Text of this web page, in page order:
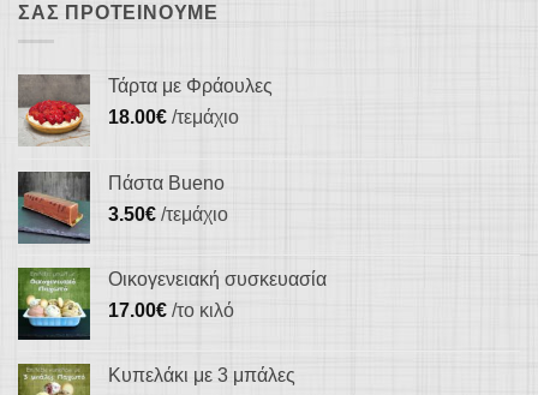
ΣΑΣ ΠΡΟΤΕΊΝΟΥΜΕ
Τάρτα με Φράουλες
18.00€ /τεμάχιο
Πάστα Bueno
3.50€ /τεμάχιο
Οικογενειακή συσκευασία
17.00€ /το κιλό
Κυπελάκι με 3 μπάλες